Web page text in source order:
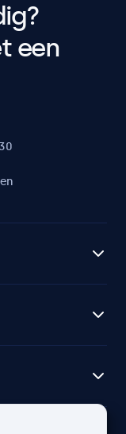
een